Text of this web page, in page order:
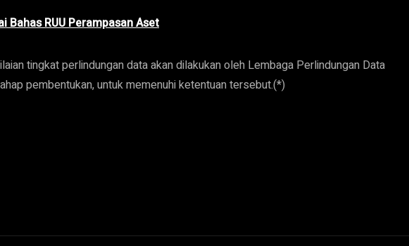
Bahas RUU Perampasan Aset
tingkat perlindungan data akan dilakukan oleh Lembaga Perlindungan Data
pembentukan, untuk memenuhi ketentuan tersebut.(*)